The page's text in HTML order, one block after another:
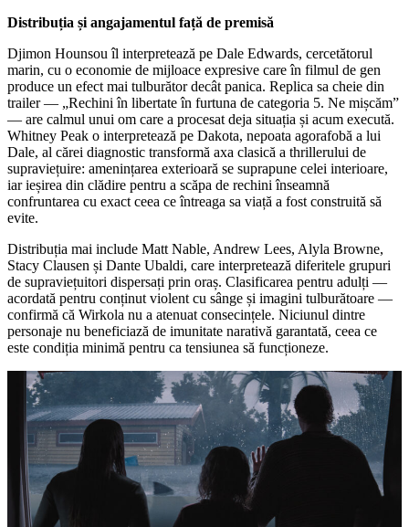
Distribuția și angajamentul față de premisă
Djimon Hounsou îl interpretează pe Dale Edwards, cercetătorul
marin, cu o economie de mijloace expresive care în filmul de gen
produce un efect mai tulburător decât panica. Replica sa cheie din
trailer — „Rechini în libertate în furtuna de categoria 5. Ne mișcăm”
— are calmul unui om care a procesat deja situația și acum execută.
Whitney Peak o interpretează pe Dakota, nepoata agorafobă a lui
Dale, al cărei diagnostic transformă axa clasică a thrillerului de
supraviețuire: amenințarea exterioară se suprapune celei interioare,
iar ieșirea din clădire pentru a scăpa de rechini înseamnă
confruntarea cu exact ceea ce întreaga sa viață a fost construită să
evite.
Distribuția mai include Matt Nable, Andrew Lees, Alyla Browne,
Stacy Clausen și Dante Ubaldi, care interpretează diferitele grupuri
de supraviețuitori dispersați prin oraș. Clasificarea pentru adulți —
acordată pentru conținut violent cu sânge și imagini tulburătoare —
confirmă că Wirkola nu a atenuat consecințele. Niciunul dintre
personaje nu beneficiază de imunitate narativă garantată, ceea ce
este condiția minimă pentru ca tensiunea să funcționeze.